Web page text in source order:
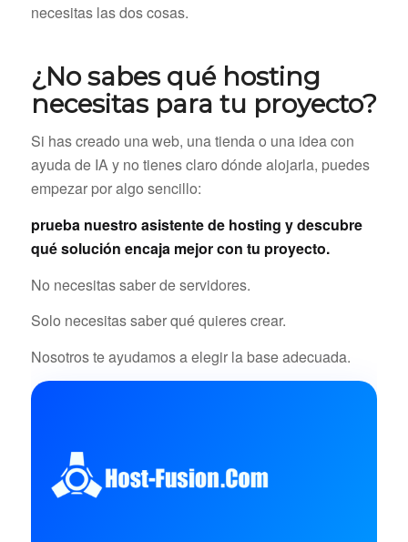
necesitas las dos cosas.
¿No sabes qué hosting
necesitas para tu proyecto?
Si has creado una web, una tienda o una idea con
ayuda de IA y no tienes claro dónde alojarla, puedes
empezar por algo sencillo:
prueba nuestro asistente de hosting y descubre
qué solución encaja mejor con tu proyecto.
No necesitas saber de servidores.
Solo necesitas saber qué quieres crear.
Nosotros te ayudamos a elegir la base adecuada.